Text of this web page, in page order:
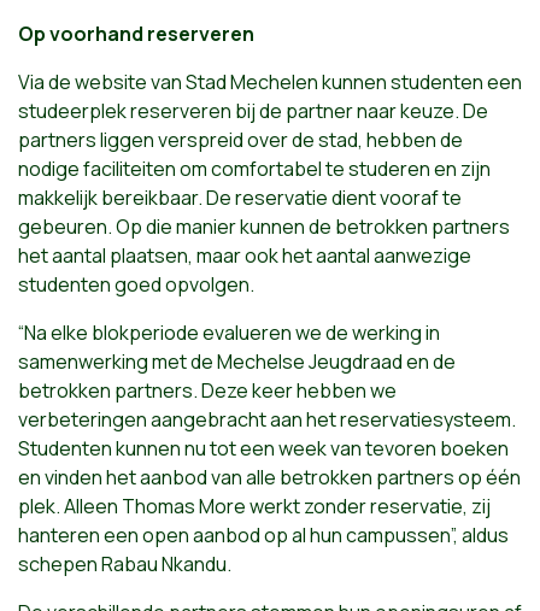
Op voorhand reserveren
Via de website van Stad Mechelen kunnen studenten een
studeerplek reserveren bij de partner naar keuze. De
partners liggen verspreid over de stad, hebben de
nodige faciliteiten om comfortabel te studeren en zijn
makkelijk bereikbaar. De reservatie dient vooraf te
gebeuren. Op die manier kunnen de betrokken partners
het aantal plaatsen, maar ook het aantal aanwezige
studenten goed opvolgen.
“Na elke blokperiode evalueren we de werking in
samenwerking met de Mechelse Jeugdraad en de
betrokken partners. Deze keer hebben we
verbeteringen aangebracht aan het reservatiesysteem.
Studenten kunnen nu tot een week van tevoren boeken
en vinden het aanbod van alle betrokken partners op één
plek. Alleen Thomas More werkt zonder reservatie, zij
hanteren een open aanbod op al hun campussen”, aldus
schepen Rabau Nkandu.